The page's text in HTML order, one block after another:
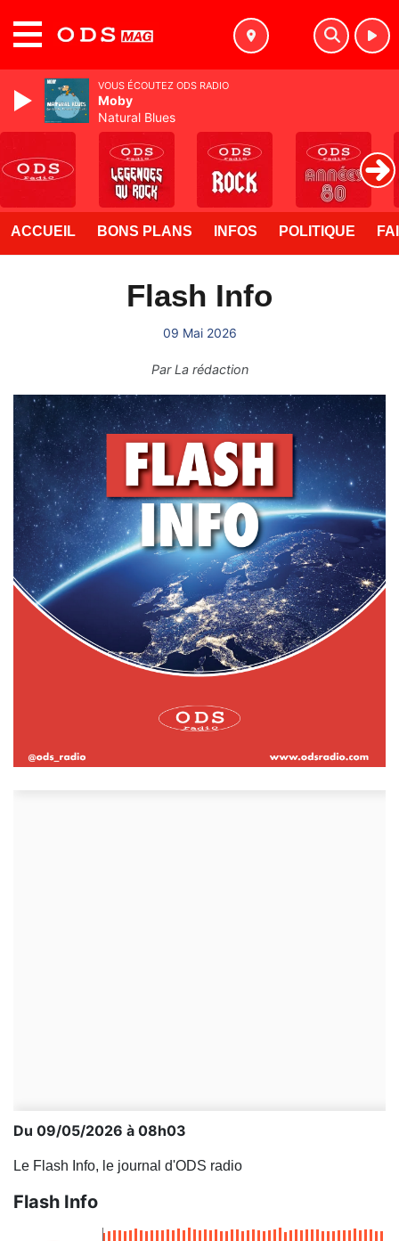
ACCUEIL BONS PLANS INFOS POLITIQUE
Flash Info
09 Mai 2026
ParLa rédaction
Du 09/05/2026 à 08h03
Le Flash Info, le journal d'ODS radio
Flash Info
VOUS ÉCOUTEZ ODS RADIO
Moby
Natural Blues